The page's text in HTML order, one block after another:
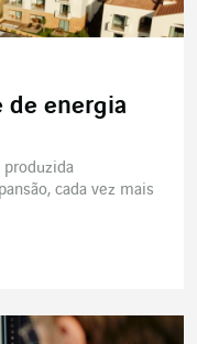
de energia
produzida
cada vez mais